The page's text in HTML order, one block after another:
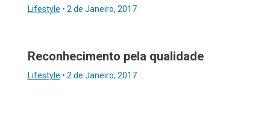
Lifestyle • 2 de Janeiro, 2017
Reconhecimento pela qualidade
Lifestyle • 2 de Janeiro, 2017